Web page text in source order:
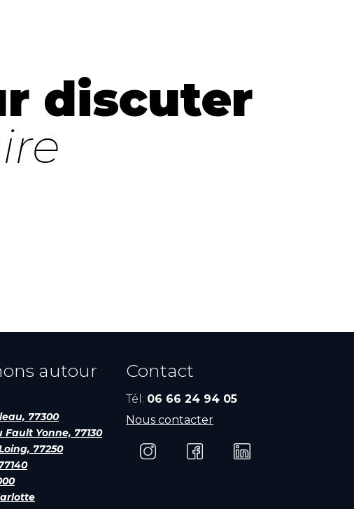
discuter
autour
77300
Yonne, 77130
77250
Contact
Tél: 06 66 24 94 05
Nous contacter